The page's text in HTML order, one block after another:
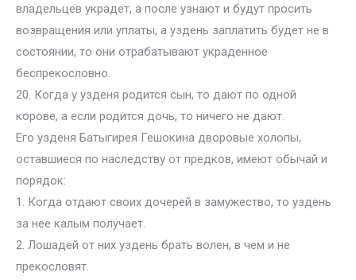
владельцев украдет, а после узнают и будут просить
возвращения или уплаты, а уздень заплатить будет не в
состоянии, то они отрабатывают украденное
беспрекословно.
20. Когда у узденя родится сын, то дают по одной
корове, а если родится дочь, то ничего не дают.
Его узденя Батыгирея Гешокина дворовые холопы,
оставшиеся по наследству от предков, имеют обычай и
порядок:
1. Когда отдают своих дочерей в замужество, то уздень
за нее калым получает.
2. Лошадей от них уздень брать волен, в чем и не
прекословят.